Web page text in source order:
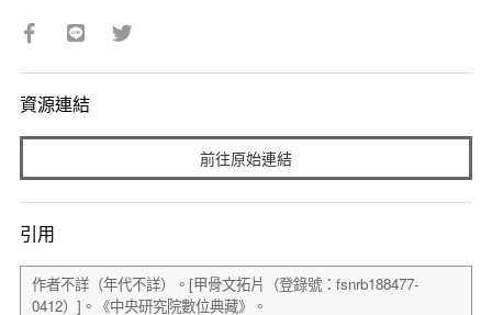
資源連結
前往原始連結
引用